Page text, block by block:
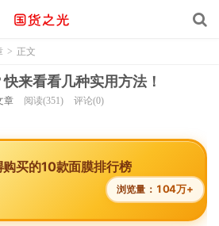
> 正文
来看看几种实用方法！
章 阅读(351) 评论(0)
购买的10款面膜排行榜
浏览量： 104万+